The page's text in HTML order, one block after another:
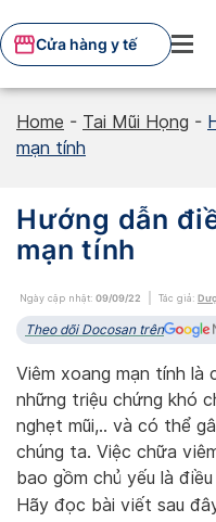
to
content
Cửa hàng y tế
Home - Tai Mũi Họng -
mạn tính
Hướng dẫn
mạn tính
Ngày cập nhật: 09/09/22 Tác giả:
Theo dõi Docosan trên
Viêm xoang mạn tính là
những triệu chứng khó
nghẹt mũi,.. và có thể
chúng ta. Việc chữa
bao gồm chủ yếu là
Hãy đọc bài viết sau